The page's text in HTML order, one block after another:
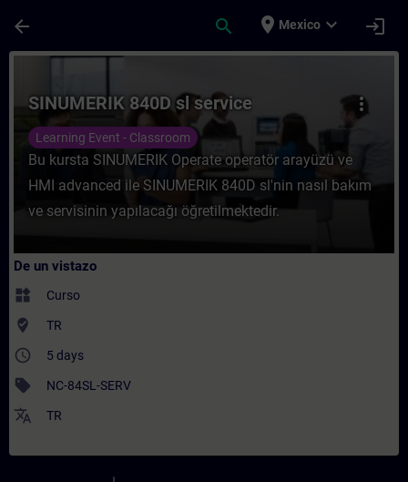
arrow_back search place Mexico expand_more login
Curso - SINUMERIK 840D sl service -
more_vert
SINUMERIK 840D sl service
Learning Event - Classroom
Bu kursta SINUMERIK Operate operatör arayüzü ve
HMI advanced ile SINUMERIK 840D sl'nin nasıl bakım
ve servisinin yapılacağı öğretilmektedir.
De un vistazo
widgets Curso
where_to_vote TR
access_time 5 days
sell NC-84SL-SERV
translate TR